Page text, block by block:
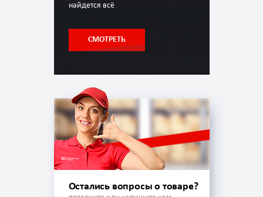
найдется всё
СМОТРЕТЬ
Остались вопросы о товаре?